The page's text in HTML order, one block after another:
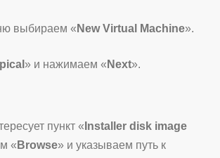
выбираем « New Virtual Machine».
» и нажимаем « Next».
пункт « Installer disk image
« Browse» и указываем путь к